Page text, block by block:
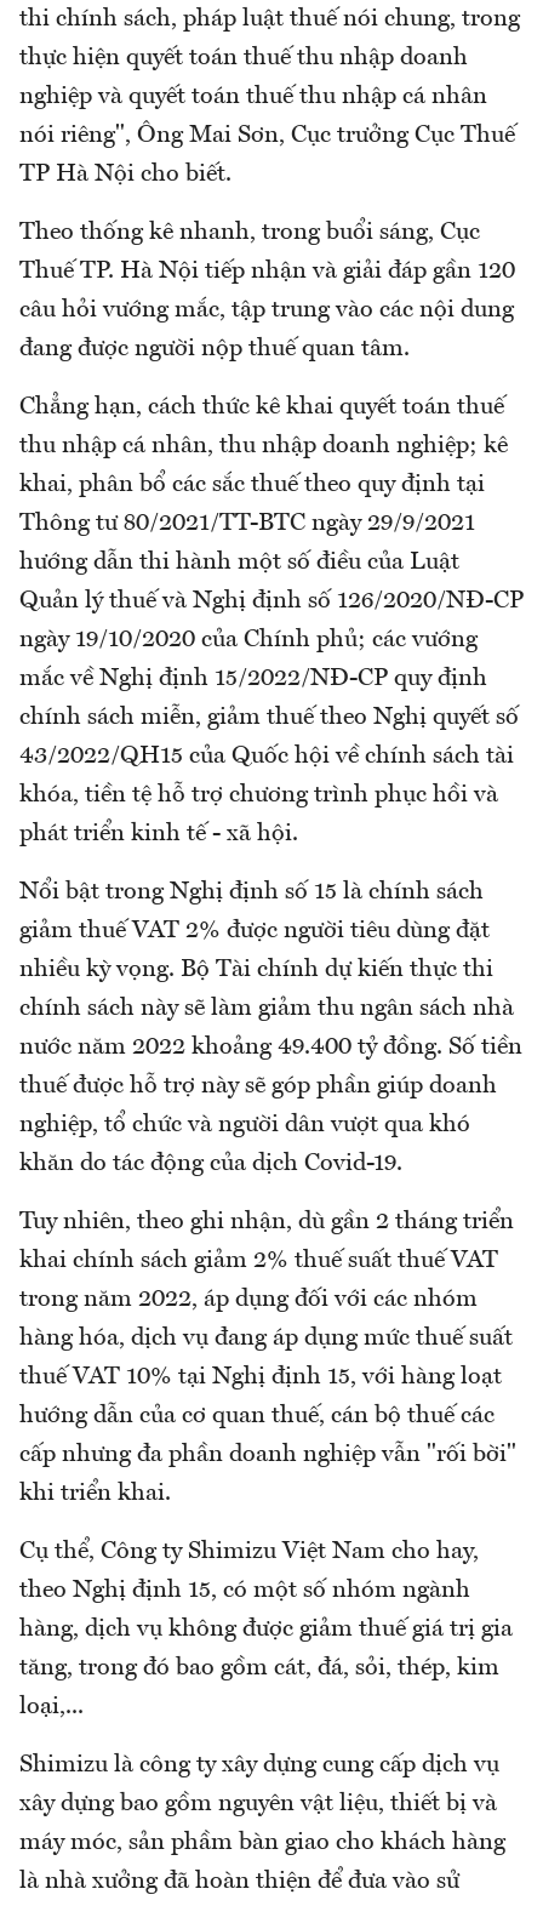
thi chính sách, pháp luật thuế nói chung, trong
thực hiện quyết toán thuế thu nhập doanh
nghiệp và quyết toán thuế thu nhập cá nhân
nói riêng", Ông Mai Sơn, Cục trưởng Cục Thuế
TP Hà Nội cho biết.
Theo thống kê nhanh, trong buổi sáng, Cục
Thuế TP. Hà Nội tiếp nhận và giải đáp gần 120
câu hỏi vướng mắc, tập trung vào các nội dung
đang được người nộp thuế quan tâm.
Chẳng hạn, cách thức kê khai quyết toán thuế
thu nhập cá nhân, thu nhập doanh nghiệp; kê
khai, phân bổ các sắc thuế theo quy định tại
Thông tư 80/2021/TT-BTC ngày 29/9/2021
hướng dẫn thi hành một số điều của Luật
Quản lý thuế và Nghị định số 126/2020/NĐ-CP
ngày 19/10/2020 của Chính phủ; các vướng
mắc về Nghị định 15/2022/NĐ-CP quy định
chính sách miễn, giảm thuế theo Nghị quyết số
43/2022/QH15 của Quốc hội về chính sách tài
khóa, tiền tệ hỗ trợ chương trình phục hồi và
phát triển kinh tế - xã hội.
Nổi bật trong Nghị định số 15 là chính sách
giảm thuế VAT 2% được người tiêu dùng đặt
nhiều kỳ vọng. Bộ Tài chính dự kiến thực thi
chính sách này sẽ làm giảm thu ngân sách nhà
nước năm 2022 khoảng 49.400 tỷ đồng. Số tiền
thuế được hỗ trợ này sẽ góp phần giúp doanh
nghiệp, tổ chức và người dân vượt qua khó
khăn do tác động của dịch Covid-19.
Tuy nhiên, theo ghi nhận, dù gần 2 tháng triển
khai chính sách giảm 2% thuế suất thuế VAT
trong năm 2022, áp dụng đối với các nhóm
hàng hóa, dịch vụ đang áp dụng mức thuế suất
thuế VAT 10% tại Nghị định 15, với hàng loạt
hướng dẫn của cơ quan thuế, cán bộ thuế các
cấp nhưng đa phần doanh nghiệp vẫn "rối bời"
khi triển khai.
Cụ thể, Công ty Shimizu Việt Nam cho hay,
theo Nghị định 15, có một số nhóm ngành
hàng, dịch vụ không được giảm thuế giá trị gia
tăng, trong đó bao gồm cát, đá, sỏi, thép, kim
loại,...
Shimizu là công ty xây dựng cung cấp dịch vụ
xây dựng bao gồm nguyên vật liệu, thiết bị và
máy móc, sản phầm bàn giao cho khách hàng
là nhà xưởng đã hoàn thiện để đưa vào sử